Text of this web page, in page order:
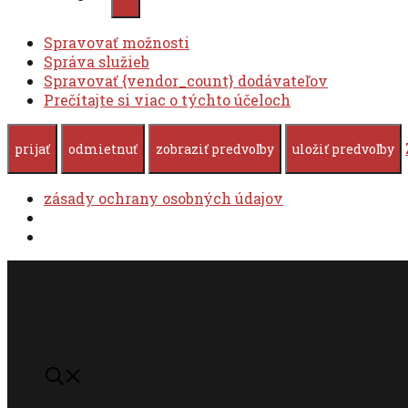
Spravovať možnosti
Správa služieb
Spravovať {vendor_count} dodávateľov
Prečítajte si viac o týchto účeloch
prijať odmietnuť zobraziť predvoľby uložiť predvoľby
zásady ochrany osobných údajov